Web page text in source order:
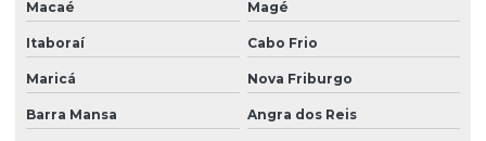
Macaé Magé
Itaboraí Cabo Frio
Maricá Nova Friburgo
Barra Mansa Angra dos Reis